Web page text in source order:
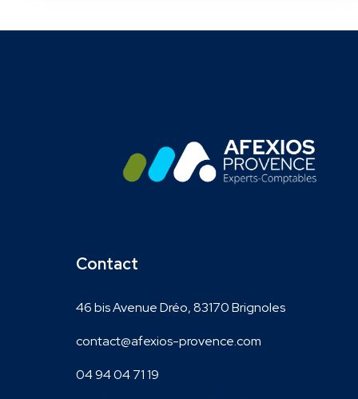
Contact
46 bis Avenue Dréo, 83170 Brignoles
contact@afexios-provence.com
04 94 04 71 19